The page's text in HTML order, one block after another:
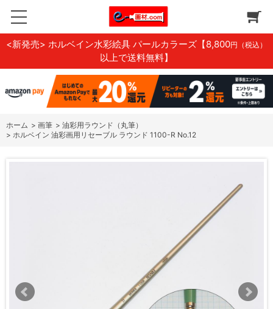
<新発売> ホルベイン水彩絵具 パールカラーズ 【8,800円（税込）
以上で送料無料】
ホーム > 画筆 > 油彩用ラウンド（丸筆）
> ホルベイン 油彩画用リセーブル ラウンド 1100-R No.12